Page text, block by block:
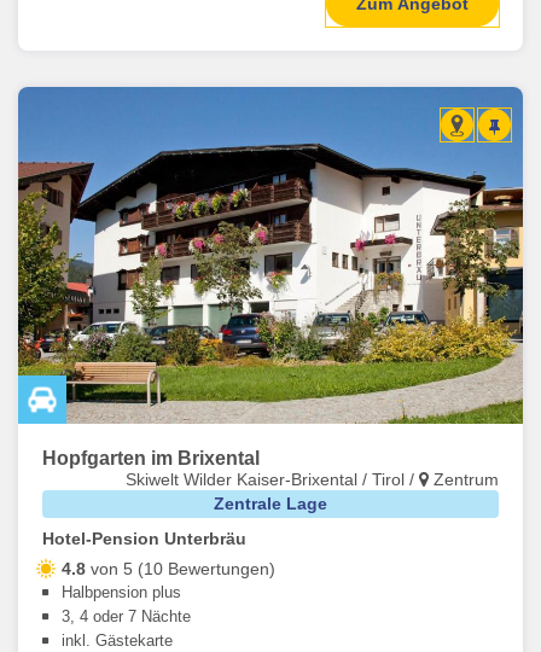
Zum Angebot
Hopfgarten im Brixental
Skiwelt Wilder Kaiser-Brixental / Tirol /
Zentrum
Zentrale Lage
Hotel-Pension Unterbräu
4.8 von 5 (10 Bewertungen)
Halbpension plus
3, 4 oder 7 Nächte
inkl. Gästekarte